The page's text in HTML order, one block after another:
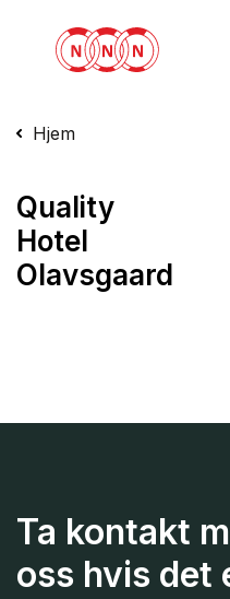
Hjem
Quality
Hotel
Olavsgaard
Ta kontakt
oss hvis det